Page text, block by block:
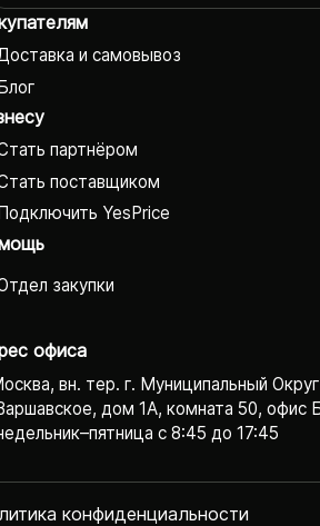
и самовывоз
партнёром
поставщиком
YesPrice
закупки
офиса
вн. тер. г. Муниципальный
дом 1А, комната 50, офис
с 8:45 до 17:45
конфиденциаль­ности